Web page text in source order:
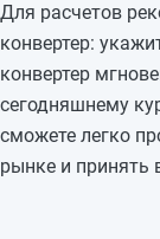
Для расчетов
конвертер:
конвертер
сегодняшнему
сможете легко
рынке и принять